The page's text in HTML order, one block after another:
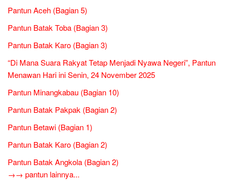
Pantun Aceh (Bagian 5)
Pantun Batak Toba (Bagian 3)
Pantun Batak Karo (Bagian 3)
“Di Mana Suara Rakyat Tetap Menjadi Nyawa Negeri”, Pantun
Menawan Hari ini Senin, 24 November 2025
Pantun Minangkabau (Bagian 10)
Pantun Batak Pakpak (Bagian 2)
Pantun Betawi (Bagian 1)
Pantun Batak Karo (Bagian 2)
Pantun Batak Angkola (Bagian 2)
→→ pantun lainnya...